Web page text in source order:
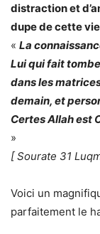
distraction et
dupe de cette
« La
Lui qui fait
dans les
demain, et
Certes Allah est
»
[ Sourate 31
Voici un
parfaitement le